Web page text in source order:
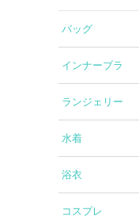
バッグ
インナーブラ
ランジェリー
水着
浴衣
コスプレ